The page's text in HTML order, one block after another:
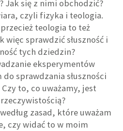
Jak się z nimi obchodzić?
czyli fizyka i teologia.
teologia to też
więc sprawdzić słuszność i
tych dziedzin?
eksperymentów
do sprawdzania słuszności
to, co uważamy, jest
zasad, które uważam
czy widać to w moim